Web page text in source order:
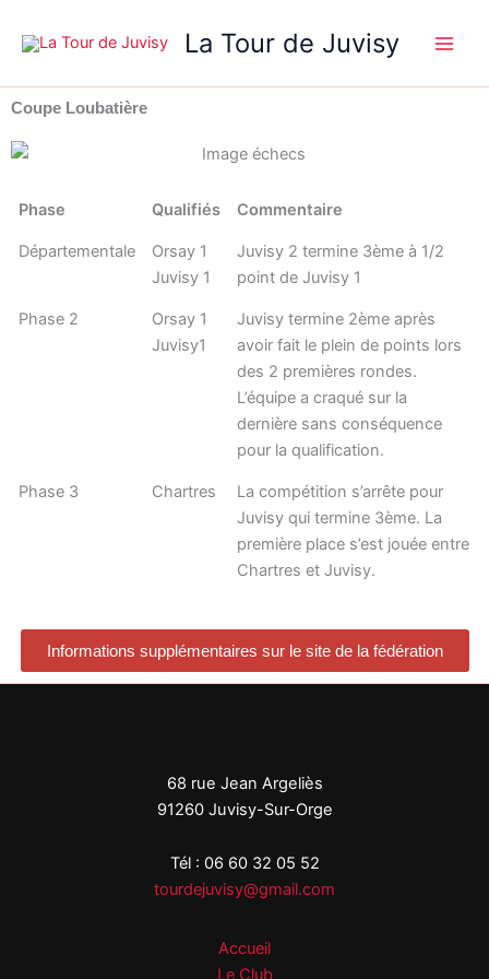
La Tour de Juvisy
Coupe Loubatière
Phase Qualifiés Commentaire
Départementale
Orsay 1
Juvisy 1
Juvisy 2 termine 3ème à 1/2
point de Juvisy 1
Phase 2
Orsay 1
Juvisy1
Juvisy termine 2ème après
avoir fait le plein de points lors
des 2 premières rondes.
L’équipe a craqué sur la
dernière sans conséquence
pour la qualification.
Phase 3 Chartres
La compétition s’arrête pour
Juvisy qui termine 3ème. La
première place s’est jouée entre
Chartres et Juvisy.
Informations supplémentaires sur le site de la fédération
68 rue Jean Argeliès
91260 Juvisy-Sur-Orge
Tél : 06 60 32 05 52
tourdejuvisy@gmail.com
Accueil
Le Club